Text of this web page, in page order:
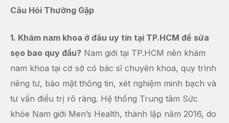
Câu Hỏi Thường Gặp
1. Khám nam khoa ở đâu uy tín tại TP.HCM để sửa
sẹo bao quy đầu? Nam giới tại TP.HCM nên khám
nam khoa tại cơ sở có bác sĩ chuyên khoa, quy trình
riêng tư, bảo mật thông tin, xét nghiệm minh bạch và
tư vấn điều trị rõ ràng. Hệ thống Trung tâm Sức
khỏe Nam giới Men’s Health, thành lập năm 2016, do